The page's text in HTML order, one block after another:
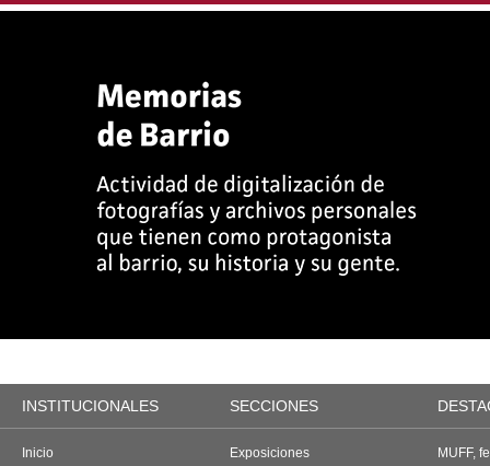
INSTITUCIONALES SECCIONES
Inicio
Exposiciones
MUFF,